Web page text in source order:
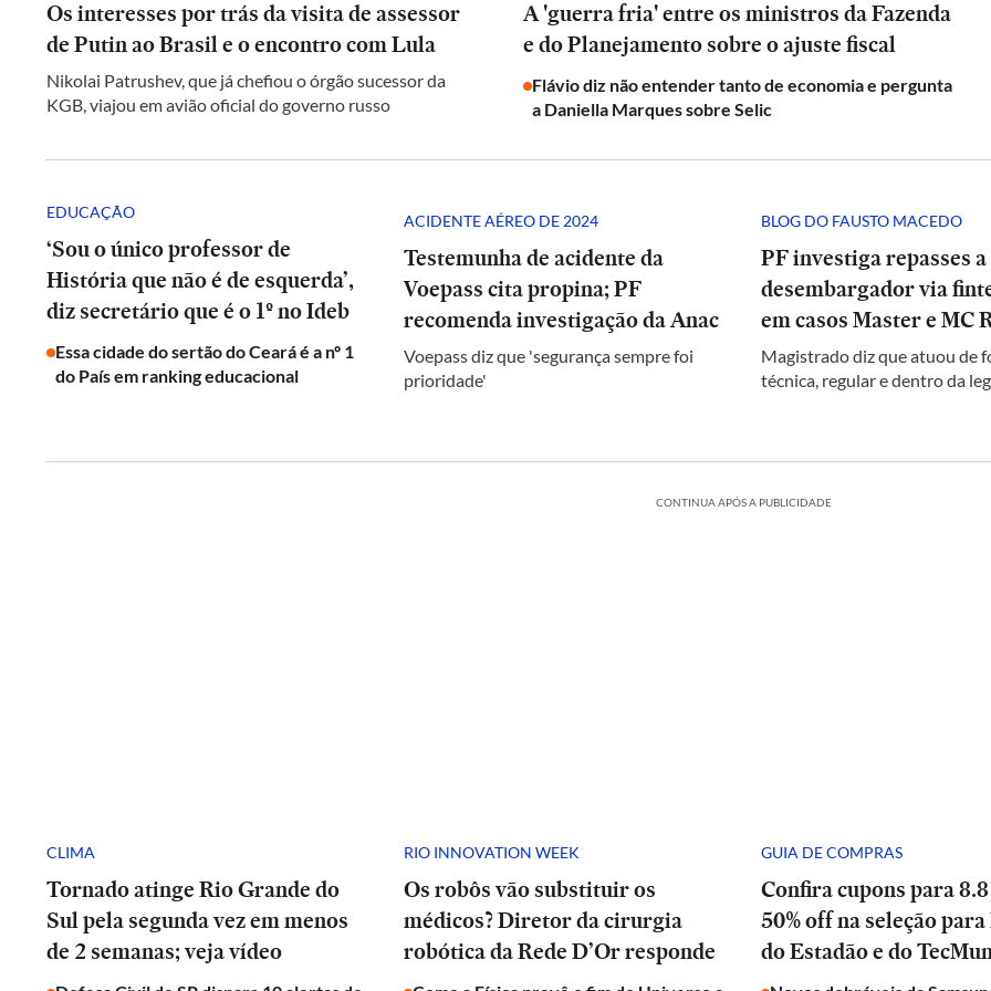
Os interesses por trás da visita de assessor
de Putin ao Brasil e o encontro com Lula
Nikolai Patrushev, que já chefiou o órgão sucessor da
KGB, viajou em avião oficial do governo russo
A 'guerra fria' entre os ministros da Fazenda
e do Planejamento sobre o ajuste fiscal
Flávio diz não entender tanto de economia e pergunta
a Daniella Marques sobre Selic
EDUCAÇÃO
‘Sou o único professor de
História que não é de esquerda’,
diz secretário que é o 1º no Ideb
Essa cidade do sertão do Ceará é a nº 1
do País em ranking educacional
ACIDENTE AÉREO DE 2024
Testemunha de acidente da
Voepass cita propina; PF
recomenda investigação da Anac
Voepass diz que 'segurança sempre foi
prioridade'
BLOG DO FAUSTO MACEDO
PF investiga repasses a
desembargador via
em casos Master e MC
Magistrado diz que atuou de
técnica, regular e dentro da
CONTINUA APÓS A PUBLICIDADE
CLIMA
Tornado atinge Rio Grande do
Sul pela segunda vez em menos
de 2 semanas; veja vídeo
RIO INNOVATION WEEK
Os robôs vão substituir os
médicos? Diretor da cirurgia
robótica da Rede D’Or responde
GUIA DE COMPRAS
Confira cupons para
50% off na seleção
do Estadão e do